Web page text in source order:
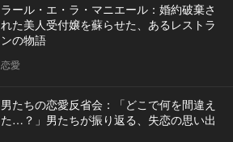
ラール・エ・ラ・マニエール：婚約破棄さ
れた美人受付嬢を蘇らせた、あるレストラ
ンの物語
恋愛
男たちの恋愛反省会：「どこで何を間違え
た…？」男たちが振り返る、失恋の思い出